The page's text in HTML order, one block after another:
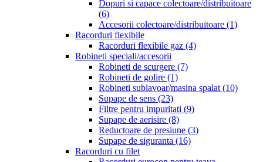
Dopuri si capace colectoare/distribuitoare
(6)
Accesorii colectoare/distribuitoare (1)
Racorduri flexibile
Racorduri flexibile gaz (4)
Robineti speciali/accesorii
Robineti de scurgere (7)
Robineti de golire (1)
Robineti sublavoar/masina spalat (10)
Supape de sens (23)
Filtre pentru impuritati (9)
Supape de aerisire (8)
Reductoare de presiune (3)
Supape de siguranta (16)
Racorduri cu filet